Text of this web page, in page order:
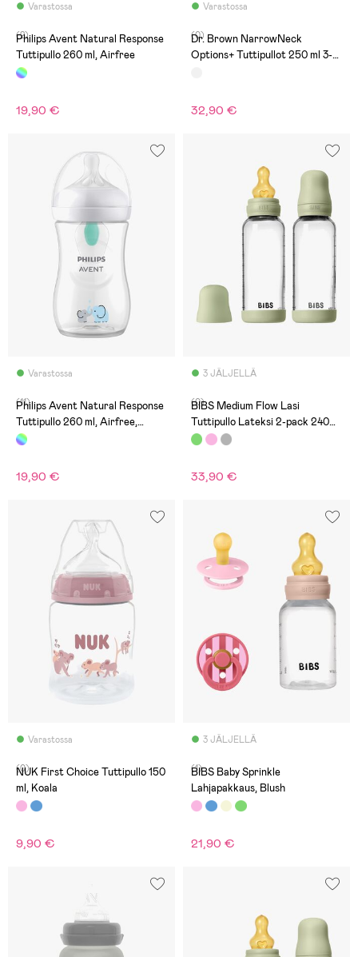
Varastossa
(2)
Philips Avent Natural Response
Tuttipullo 260 ml, Airfree
19,90 €
Varastossa
(0)
Dr. Brown NarrowNeck
Options+ Tuttipullot 250 ml 3-
32,90 €
Varastossa
(11)
Philips Avent Natural Response
Tuttipullo 260 ml, Airfree,
Elefant Deco
19,90 €
3 JÄLJELLÄ
(0)
BIBS Medium Flow Lasi
Tuttipullo Lateksi 2-pack 240
ml, Sage
33,90 €
Varastossa
(0)
NUK First Choice Tuttipullo 150
ml, Koala
9,90 €
3 JÄLJELLÄ
(1)
BIBS Baby Sprinkle
Lahjapakkaus, Blush
21,90 €